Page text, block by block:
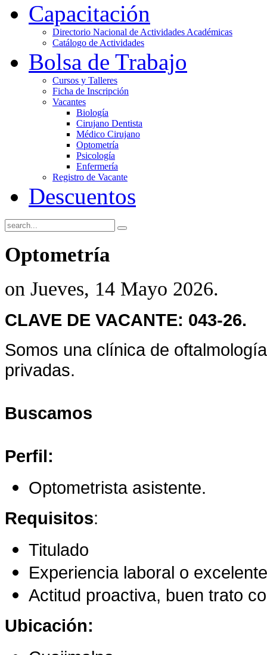
Capacitación
Directorio Nacional de Actividades Académicas
Catálogo de Actividades
Bolsa de Trabajo
Cursos y Talleres
Ficha de Inscripción
Vacantes
Biología
Cirujano Dentista
Médico Cirujano
Optometría
Psicología
Enfermería
Registro de Vacante
Descuentos
Optometría
on Jueves, 14 Mayo 2026.
CLAVE DE VACANTE: 043-26.
Somos una clínica de
privadas.
Buscamos
Perfil:
Optometrista asistente.
Requisitos:
Titulado
Experiencia laboral o
Actitud proactiva, buen trato
Ubicación: